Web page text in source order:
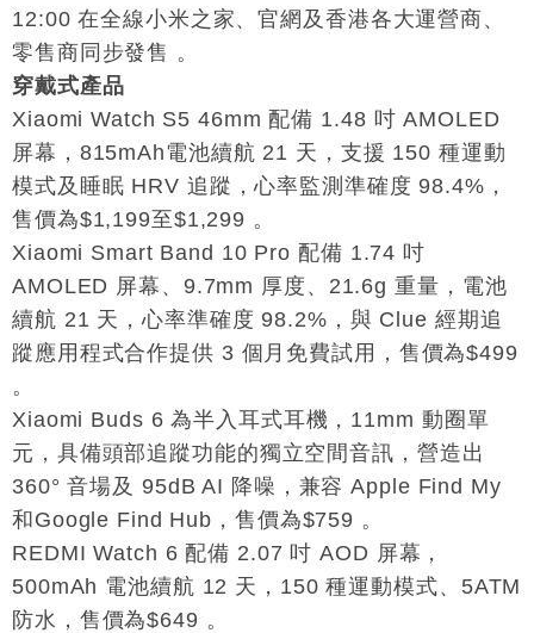
17:33
財經｜滙豐上調香港今年GDP預測至4.5% 看好貿易
及消費表現
16:47
本地｜假冒內地執法人員要求交「保證金」 43歲女子
損失近6900萬元
16:05
財經｜日經失守6.5萬點後回穩 全周仍升近2%
15:47
財經｜恒隆10月換帥 玩具「反」斗城亞洲CEO蔡德
粦接任
15:11
財經｜韓股反覆波動收跌 連挫7周創逾3年最長跌勢
13:44
財經｜內地7月美元計價出口增近24%勝預期 貿易順
差達1125億美元
財經｜日本春季三度入市撐日圓 4月單日斥6.28萬億
11:12
國際｜特朗普料美伊戰事快結束 承認部分彈藥庫存緊
張
15:59
財經｜SA售股自救後再出手 斥4億美元押注未上市公
司
12:00 在全線小米之家、官網及香港各大運營商、
零售商同步發售 。
穿戴式產品
Xiaomi Watch S5 46mm 配備 1.48 吋 AMOLED
屏幕，815mAh電池續航 21 天，支援 150 種運動
模式及睡眠 HRV 追蹤，心率監測準確度 98.4%，
售價為$1,199至$1,299 。
Xiaomi Smart Band 10 Pro 配備 1.74 吋
AMOLED 屏幕、9.7mm 厚度、21.6g 重量，電池
續航 21 天，心率準確度 98.2%，與 Clue 經期追
蹤應用程式合作提供 3 個月免費試用，售價為$499
。
Xiaomi Buds 6 為半入耳式耳機，11mm 動圈單
元， 具備頭部追蹤功能的獨立空間音訊 ，營造出
360° 音場及 95dB AI 降噪，兼容 Apple Find My
和Google Find Hub，售價為$759 。
REDMI Watch 6 配備 2.07 吋 AOD 屏幕，
500mAh 電池續航 12 天，150 種運動模式、5ATM
防水，售價為$649 。